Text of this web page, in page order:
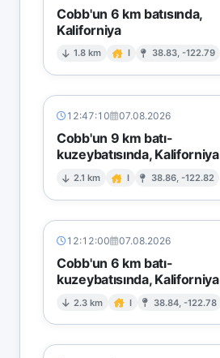
Cobb'un 6 km batısında,
Kaliforniya
1.8 km I 38.83, -122.79
12:47:10 07.08.2026
Cobb'un 9 km batı-
kuzeybatısında, Kaliforniya
2.1 km I 38.86, -122.82
12:12:00 07.08.2026
Cobb'un 6 km batı-
kuzeybatısında, Kaliforniya
2.3 km I 38.84, -122.78